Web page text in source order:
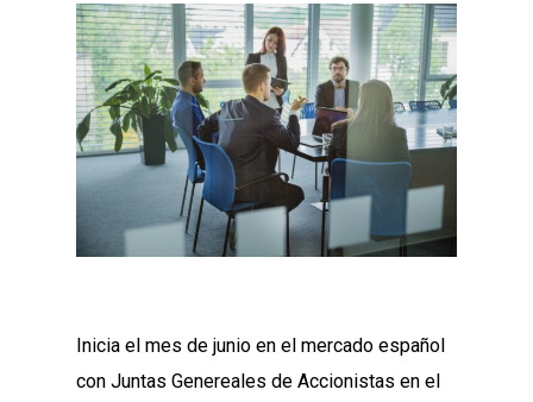
Inicia el mes de junio en el mercado español
con Juntas Genereales de Accionistas en el